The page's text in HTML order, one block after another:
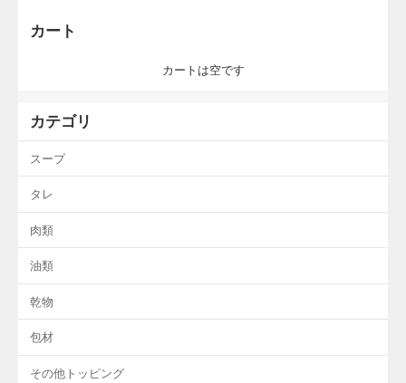
カート
カートは空です
カテゴリ
スープ
タレ
肉類
油類
乾物
包材
その他トッピング